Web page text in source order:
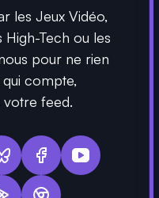
les Jeux Vidéo,
Tech ou les
pour ne rien
compte,
votre feed.